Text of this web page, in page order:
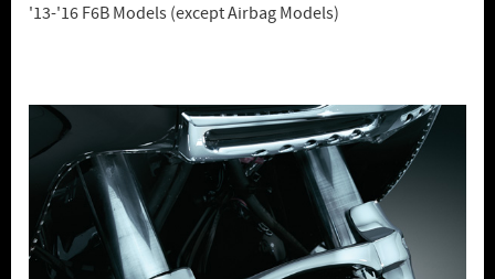
'13-'16 F6B Models (except Airbag Models)